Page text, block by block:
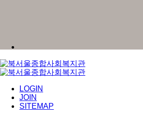
LOGIN
JOIN
SITEMAP